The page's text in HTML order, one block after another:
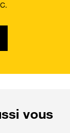
vous